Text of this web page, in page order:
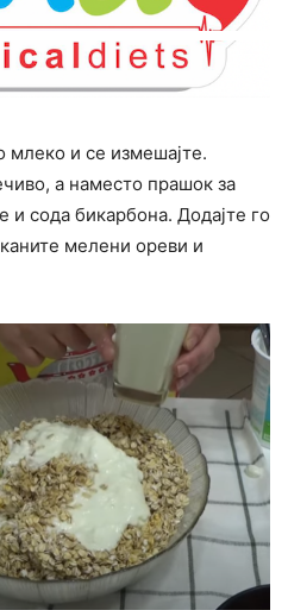
млеко и се измешајте.
а наместо прашок за
сода бикарбона. Додајте го
мелени ореви и